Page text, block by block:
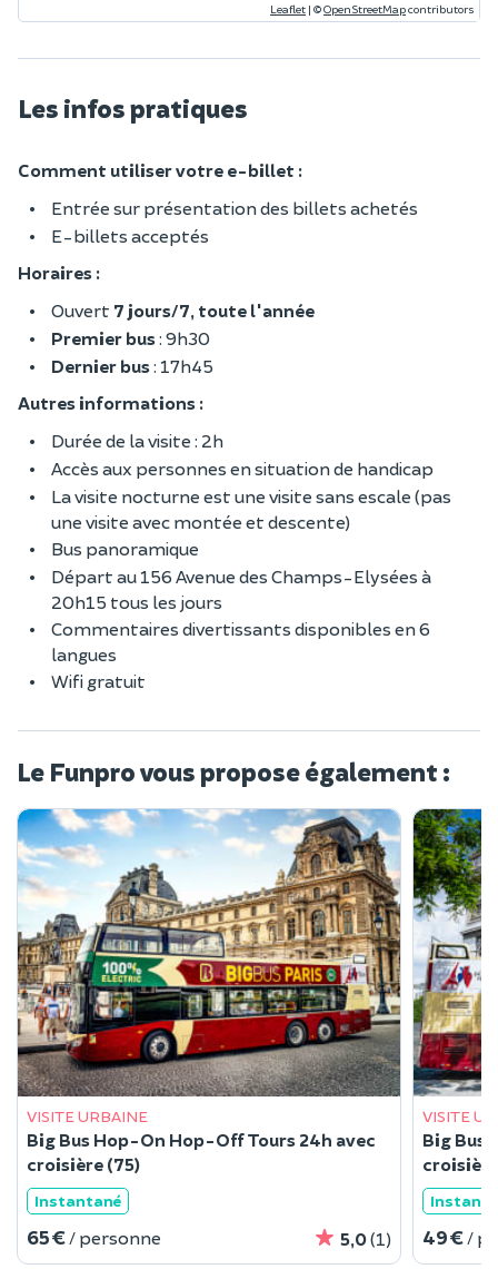
Leaflet | ©OpenStreetMapcontributors
Les infos pratiques
Comment utiliser votre e-billet :
Entrée sur présentation des billets achetés
E-billets acceptés
Horaires :
Ouvert 7 jours/7, toute l'année
Premier bus: 9h30
Dernier bus: 17h45
Autres informations :
Durée de la visite : 2h
Accès aux personnes en situation de handicap
La visite nocturne est une visite sans escale (pas
une visite avec montée et descente)
Bus panoramique
Départ au 156 Avenue des Champs-Elysées à
20h15 tous les jours
Commentaires divertissants disponibles en 6
langues
Wifi gratuit
Le Funpro vous propose également :
VISITE URBAINE
Big Bus Hop-On Hop-Off Tours 24h avec
croisière (75)
Instantané
65 € / personne 5,0(1)
VISITE
Big Bus
49 € /